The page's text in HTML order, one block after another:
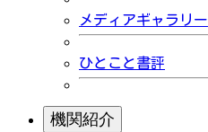
メディアギャラリー
ひとこと書評
機関紹介